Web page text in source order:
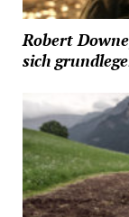
Robert
sich